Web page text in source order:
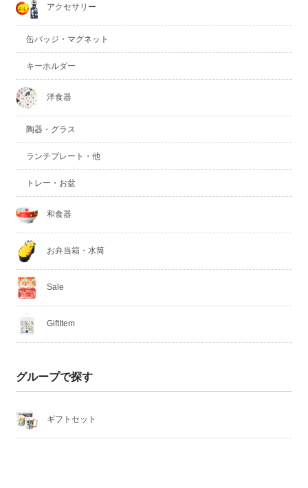
アクセサリー
缶バッジ・マグネット
キーホルダー
洋食器
陶器・グラス
ランチプレート・他
トレー・お盆
和食器
お弁当箱・水筒
Sale
GiftItem
グループで探す
ギフトセット